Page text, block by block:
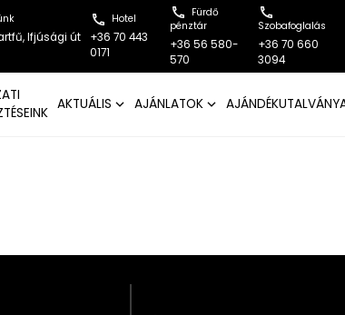
Ifjúsági út
Hotel
+36 70 443
0171
Fürdő
pénztár
+36 56 580-
570
Szobafoglalás
+36 70 660
3094
AKTUÁLIS AJÁNLATOK